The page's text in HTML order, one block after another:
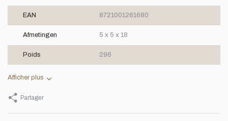
EAN 8721001261680
Afmetingen 5 x 5 x 18
Poids 296
Afficher plus
Partager